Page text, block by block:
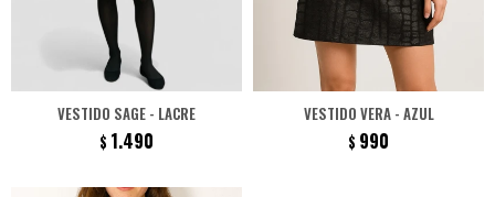
VESTIDO SAGE - LACRE
$ 1.490
VESTIDO VERA - AZUL
$ 990